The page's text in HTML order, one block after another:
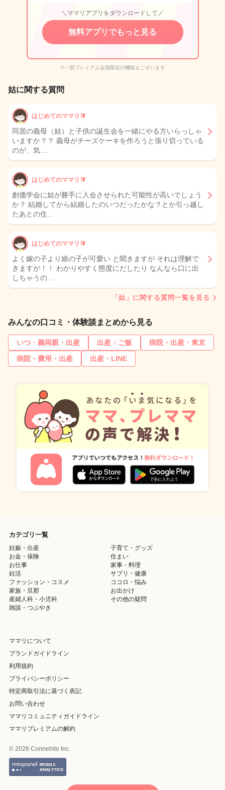
＼ママリアプリをダウンロードして／
無料アプリでもっと見る
※一部プレミアム会員限定の機能もございます
姑に関する質問
はじめてのママリ🔰
同居の義母（姑）と子供の誕生会を一緒にやる方いらっしゃ
いますか？？ 義母がチーズケーキを作ろうと張り切っている
のが、気…
はじめてのママリ🔰
創価学会に姑が勝手に入会させられた可能性が高いでしょう
か？ 結婚してから結婚したのいつだったかな？とか引っ越し
たあとの住…
はじめてのママリ🔰
よく嫁の子より娘の子が可愛い と聞きますが それは理解で
きますが！！ わかりやすく態度にだしたり なんなら口に出
しちゃうの…
「姑」に関する質問一覧を見る
みんなの口コミ・体験談まとめから見る
いつ・義両親・出産 出産・ご飯
病院・出産・東京
病院・費用・出産
出産・LINE
カテゴリ一覧
妊娠・出産
子育て・グッズ
お金・保険
住まい
お仕事
家事・料理
妊活
サプリ・健康
ファッション・コスメ
ココロ・悩み
家族・旦那
お出かけ
産婦人科・小児科
その他の疑問
雑談・つぶやき
ママリについて
ブランドガイドライン
利用規約
プライバシーポリシー
特定商取引法に基づく表記
お問い合わせ
ママリコミュニティガイドライン
ママリプレミアムの解約
© 2026 Connehito Inc.